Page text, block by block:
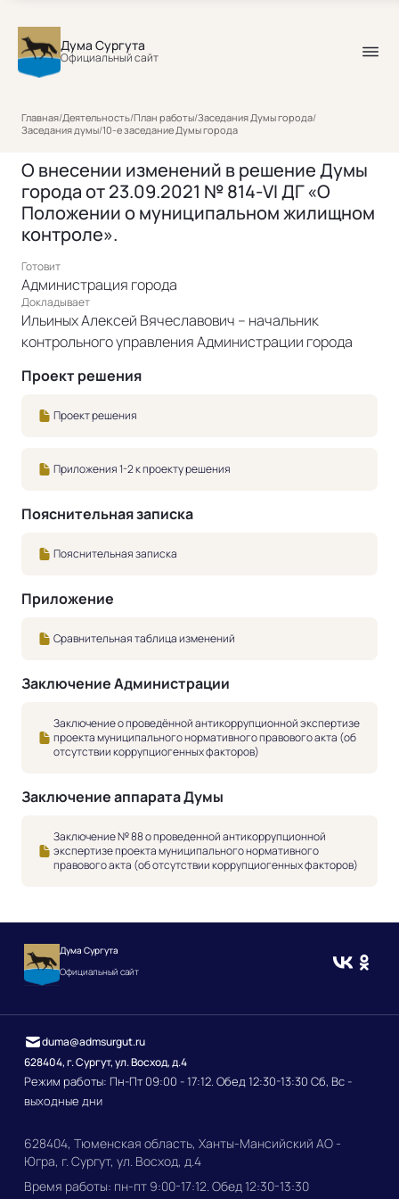
Дума Сургута
Официальный сайт
Главная/Деятельность/План работы/Заседания Думы города/
Заседания думы/10-е заседание Думы города
О внесении изменений в решение Думы
города от 23.09.2021 № 814-VI ДГ «О
Положении о муниципальном жилищном
контроле».
Готовит
Администрация города
Докладывает
Ильиных Алексей Вячеславович – начальник
контрольного управления Администрации города
Проект решения
Проект решения
Приложения 1-2 к проекту решения
Пояснительная записка
Пояснительная записка
Приложение
Сравнительная таблица изменений
Заключение Администрации
Заключение о проведённой антикоррупционной экспертизе
проекта муниципального нормативного правового акта (об
отсутствии коррупциогенных факторов)
Заключение аппарата Думы
Заключение № 88 о проведенной антикоррупционной
экспертизе проекта муниципального нормативного
правового акта (об отсутствии коррупциогенных факторов)
Дума Сургута
Официальный сайт
628404, г. Сургут, ул. Восход, д.4
Режим работы: Пн-Пт 09:00 - 17:12. Обед 12:30-13:30 Сб, Вс -
выходные дни
duma@admsurgut.ru
628404, Тюменская область, Ханты-Мансийский АО -
Югра, г. Сургут, ул. Восход, д.4
Время работы: пн-пт 9:00-17:12. Обед 12:30-13:30